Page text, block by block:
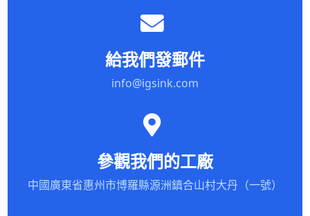
給我們發郵件
info@igsink.com
參觀我們的工廠
中國廣東省惠州市博羅縣源洲鎮合山村大丹（一號）